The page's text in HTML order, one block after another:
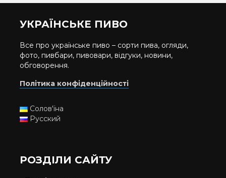
УКРАЇНСЬКЕ ПИВО
Все про українське пиво – сорти пива, огляди,
фото, пивбари, пивовари, відгуки, новини,
обговорення.
Політика конфіденційності
Солов'їна
Русский
РОЗДІЛИ САЙТУ